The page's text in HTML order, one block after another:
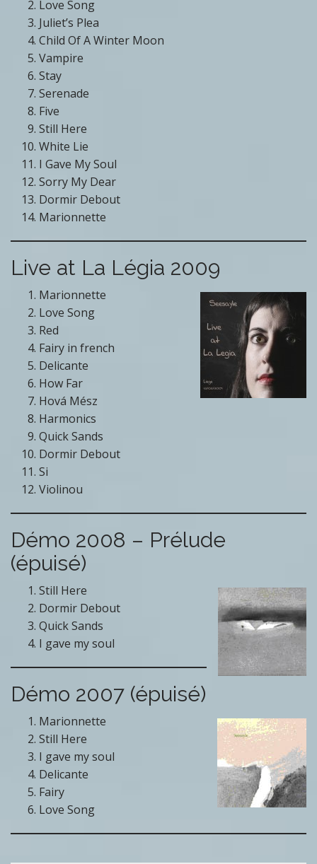
Love Song
Juliet’s Plea
Child Of A Winter Moon
Vampire
Stay
Serenade
Five
Still Here
White Lie
I Gave My Soul
Sorry My Dear
Dormir Debout
Marionnette
Live at La Légia 2009
Marionnette
Love Song
Red
Fairy in french
Delicante
How Far
Hová Mész
Harmonics
Quick Sands
Dormir Debout
Si
Violinou
Démo 2008 – Prélude
(épuisé)
Still Here
Dormir Debout
Quick Sands
I gave my soul
Démo 2007 (épuisé)
Marionnette
Still Here
I gave my soul
Delicante
Fairy
Love Song